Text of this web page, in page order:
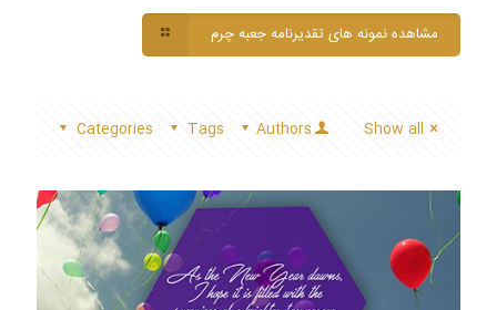
مشاهده نمونه های تقدیرنامه جعبه چرم
Categories Tags Authors Show all